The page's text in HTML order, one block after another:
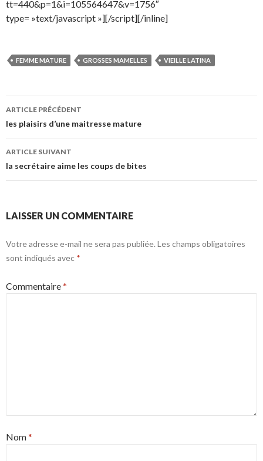
tt=440&p=1&i=105564647&v=1756″
type= »text/javascript »][/script][/inline]
FEMME MATURE GROSSES MAMELLES VIEILLE LATINA
Navigation
des
articles
ARTICLE PRÉCÉDENT
les plaisirs d’une maitresse mature
ARTICLE SUIVANT
la secrétaire aime les coups de bites
LAISSER UN COMMENTAIRE
Votre adresse e-mail ne sera pas publiée. Les champs obligatoires
sont indiqués avec *
Commentaire*
Nom*